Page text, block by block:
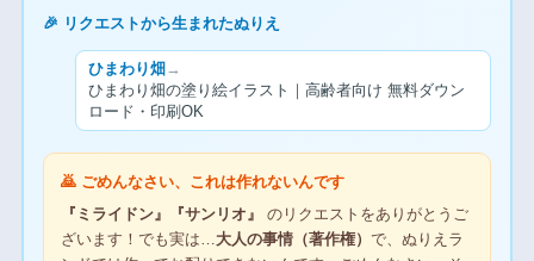
🎉 リクエストから生まれたぬりえ
ひまわり畑 →
ひまわり畑の塗り絵イラスト｜高齢者向け 無料ダウン
ロード・印刷OK
🙇 ごめんなさい、これは作れないんです
『ミライドン』『サンリオ』
のリクエストをありがとうご
ざいます！でも実は…大人の事情（著作権） で、ぬりえラ